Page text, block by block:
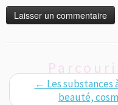
← Les
beauté,